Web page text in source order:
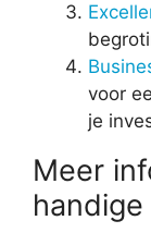
voor
je
Meer